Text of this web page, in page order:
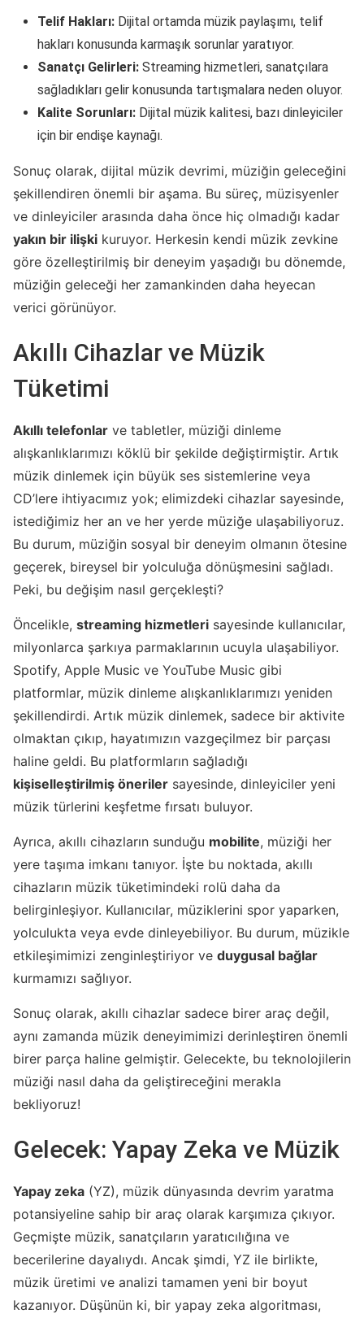
Telif Hakları: Dijital ortamda müzik paylaşımı, telif
hakları konusunda karmaşık sorunlar yaratıyor.
Sanatçı Gelirleri: Streaming hizmetleri, sanatçılara
sağladıkları gelir konusunda tartışmalara neden oluyor.
Kalite Sorunları: Dijital müzik kalitesi, bazı dinleyiciler
için bir endişe kaynağı.
Sonuç olarak, dijital müzik devrimi, müziğin geleceğini
şekillendiren önemli bir aşama. Bu süreç, müzisyenler
ve dinleyiciler arasında daha önce hiç olmadığı kadar
yakın bir ilişki kuruyor. Herkesin kendi müzik zevkine
göre özelleştirilmiş bir deneyim yaşadığı bu dönemde,
müziğin geleceği her zamankinden daha heyecan
verici görünüyor.
Akıllı Cihazlar ve Müzik
Tüketimi
Akıllı telefonlar ve tabletler, müziği dinleme
alışkanlıklarımızı köklü bir şekilde değiştirmiştir. Artık
müzik dinlemek için büyük ses sistemlerine veya
CD’lere ihtiyacımız yok; elimizdeki cihazlar sayesinde,
istediğimiz her an ve her yerde müziğe ulaşabiliyoruz.
Bu durum, müziğin sosyal bir deneyim olmanın ötesine
geçerek, bireysel bir yolculuğa dönüşmesini sağladı.
Peki, bu değişim nasıl gerçekleşti?
Öncelikle, streaming hizmetleri sayesinde kullanıcılar,
milyonlarca şarkıya parmaklarının ucuyla ulaşabiliyor.
Spotify, Apple Music ve YouTube Music gibi
platformlar, müzik dinleme alışkanlıklarımızı yeniden
şekillendirdi. Artık müzik dinlemek, sadece bir aktivite
olmaktan çıkıp, hayatımızın vazgeçilmez bir parçası
haline geldi. Bu platformların sağladığı
kişiselleştirilmiş öneriler sayesinde, dinleyiciler yeni
müzik türlerini keşfetme fırsatı buluyor.
Ayrıca, akıllı cihazların sunduğu mobilite, müziği her
yere taşıma imkanı tanıyor. İşte bu noktada, akıllı
cihazların müzik tüketimindeki rolü daha da
belirginleşiyor. Kullanıcılar, müziklerini spor yaparken,
yolculukta veya evde dinleyebiliyor. Bu durum, müzikle
etkileşimimizi zenginleştiriyor ve duygusal bağlar
kurmamızı sağlıyor.
Sonuç olarak, akıllı cihazlar sadece birer araç değil,
aynı zamanda müzik deneyimimizi derinleştiren önemli
birer parça haline gelmiştir. Gelecekte, bu teknolojilerin
müziği nasıl daha da geliştireceğini merakla
bekliyoruz!
Gelecek: Yapay Zeka ve Müzik
Yapay zeka (YZ), müzik dünyasında devrim yaratma
potansiyeline sahip bir araç olarak karşımıza çıkıyor.
Geçmişte müzik, sanatçıların yaratıcılığına ve
becerilerine dayalıydı. Ancak şimdi, YZ ile birlikte,
müzik üretimi ve analizi tamamen yeni bir boyut
kazanıyor. Düşünün ki, bir yapay zeka algoritması,